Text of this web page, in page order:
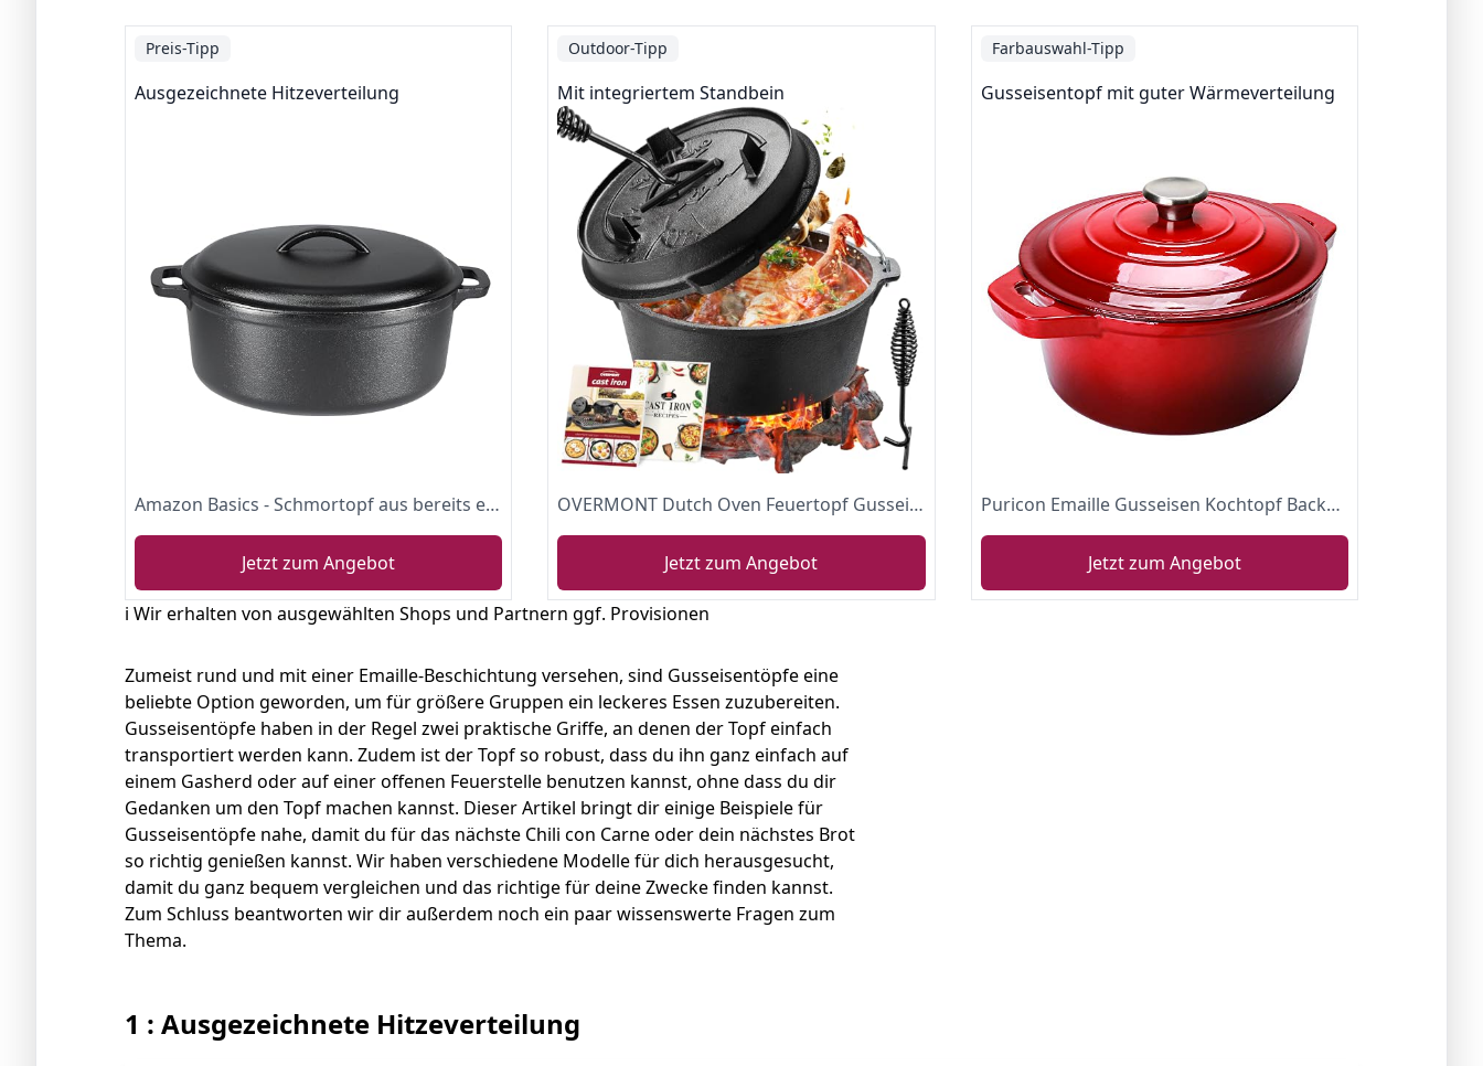
Preis-Tipp
Ausgezeichnete Hitzeverteilung
Amazon Basics - Schmortopf aus bereits eingebranntem Gusseisen, zwei Griffe, 6,62 l
Jetzt zum Angebot
Outdoor-Tipp
Mit integriertem Standbein
OVERMONT Dutch Oven Feuertopf Gusseisen Kochtopf für Garten Lagerfeuer Camping Größe M
Jetzt zum Angebot
Farbauswahl-Tipp
Gusseisentopf mit guter Wärmeverteilung
Puricon Emaille Gusseisen Kochtopf Backblech, 5.2 L 26 cm Kapazität Auflauf mit runder Kapazität - Rot
Jetzt zum Angebot
ℹ️ Wir erhalten von ausgewählten Shops und Partnern ggf. Provisionen
Zumeist rund und mit einer Emaille-Beschichtung versehen, sind Gusseisentöpfe eine
beliebte Option geworden, um für größere Gruppen ein leckeres Essen zuzubereiten.
Gusseisentöpfe haben in der Regel zwei praktische Griffe, an denen der Topf einfach
transportiert werden kann. Zudem ist der Topf so robust, dass du ihn ganz einfach auf
einem Gasherd oder auf einer offenen Feuerstelle benutzen kannst, ohne dass du dir
Gedanken um den Topf machen kannst. Dieser Artikel bringt dir einige Beispiele für
Gusseisentöpfe nahe, damit du für das nächste Chili con Carne oder dein nächstes Brot
so richtig genießen kannst. Wir haben verschiedene Modelle für dich herausgesucht,
damit du ganz bequem vergleichen und das richtige für deine Zwecke finden kannst.
Zum Schluss beantworten wir dir außerdem noch ein paar wissenswerte Fragen zum
Thema.
1 : Ausgezeichnete Hitzeverteilung